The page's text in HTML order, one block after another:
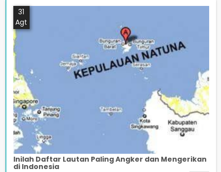
31
Agt
Inilah Daftar Lautan Paling Angker dan Mengerikan
di Indonesia